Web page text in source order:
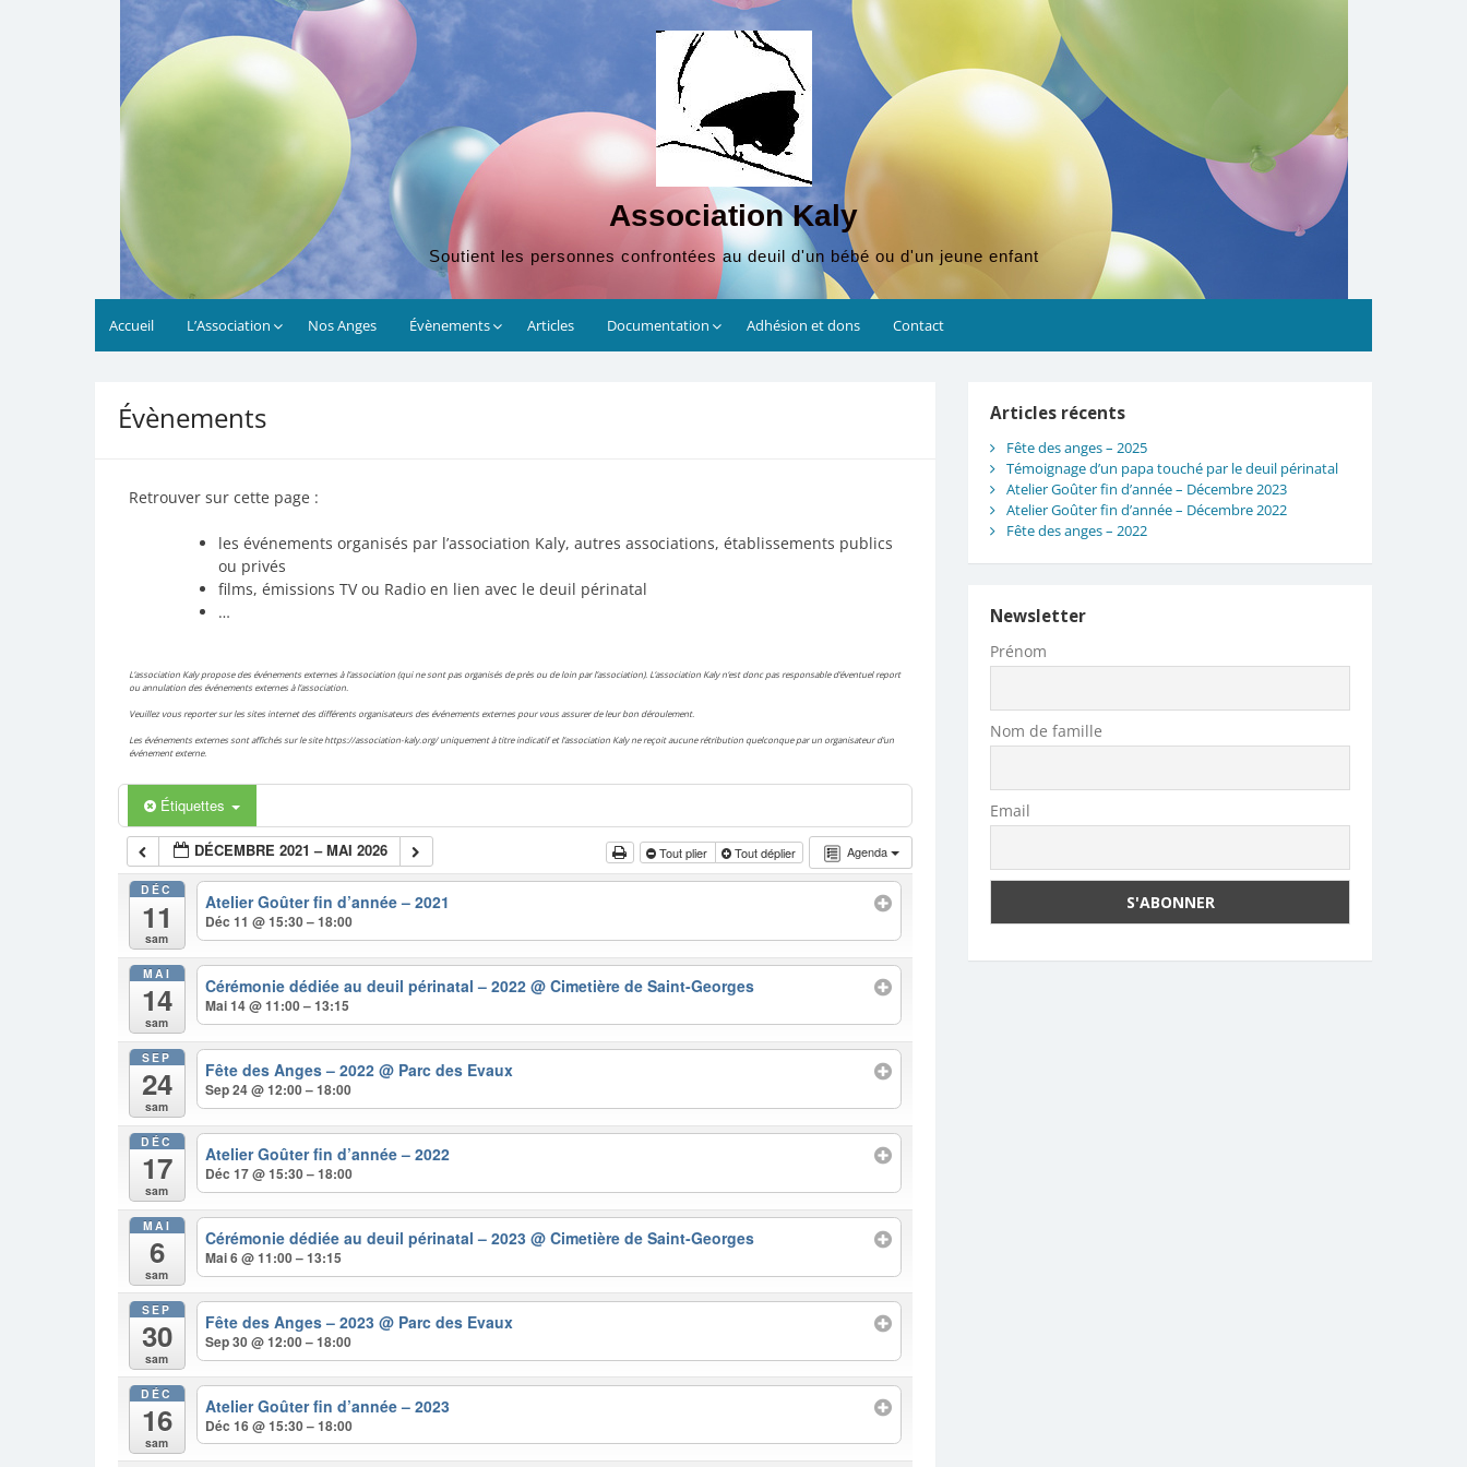
Association Kaly
Soutient les personnes confrontées au deuil d'un bébé ou d'un jeune enfant
Accueil L’Association Nos Anges Évènements Articles Documentation Adhésion et dons Contact
Évènements
Retrouver sur cette page :
les événements organisés par l’association Kaly, autres associations, établissements publics
ou privés
films, émissions TV ou Radio en lien avec le deuil périnatal
…
L’association Kaly propose des événements externes à l’association (qui ne sont pas organisés de près ou de loin par l’association). L’association Kaly n’est donc pas responsable d’éventuel report
ou annulation des événements externes à l’association.
Veuillez vous reporter sur les sites internet des différents organisateurs des événements externes pour vous assurer de leur bon déroulement.
Les événements externes sont affichés sur le site https://association-kaly.org/ uniquement à titre indicatif et l’association Kaly ne reçoit aucune rétribution quelconque par un organisateur d’un
événement externe.
Étiquettes
Agenda
DÉCEMBRE 2021 – MAI 2026 Tout plier Tout déplier
DÉC
11
sam
Atelier Goûter fin d’année – 2021
Déc 11 @ 15:30 – 18:00
MAI
14
sam
Cérémonie dédiée au deuil périnatal – 2022@ Cimetière de Saint-Georges
Mai 14 @ 11:00 – 13:15
SEP
24
sam
Fête des Anges – 2022@ Parc des Evaux
Sep 24 @ 12:00 – 18:00
DÉC
17
sam
Atelier Goûter fin d’année – 2022
Déc 17 @ 15:30 – 18:00
MAI
6
sam
Cérémonie dédiée au deuil périnatal – 2023@ Cimetière de Saint-Georges
Mai 6 @ 11:00 – 13:15
SEP
30
sam
Fête des Anges – 2023@ Parc des Evaux
Sep 30 @ 12:00 – 18:00
DÉC
16
sam
Atelier Goûter fin d’année – 2023
Déc 16 @ 15:30 – 18:00
Articles récents
Fête des anges – 2025
Témoignage d’un papa touché par le deuil périnatal
Atelier Goûter fin d’année – Décembre 2023
Atelier Goûter fin d’année – Décembre 2022
Fête des anges – 2022
Newsletter
Prénom
Nom de famille
Email